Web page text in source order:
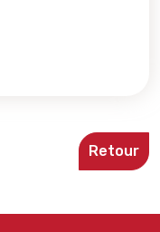
Retour